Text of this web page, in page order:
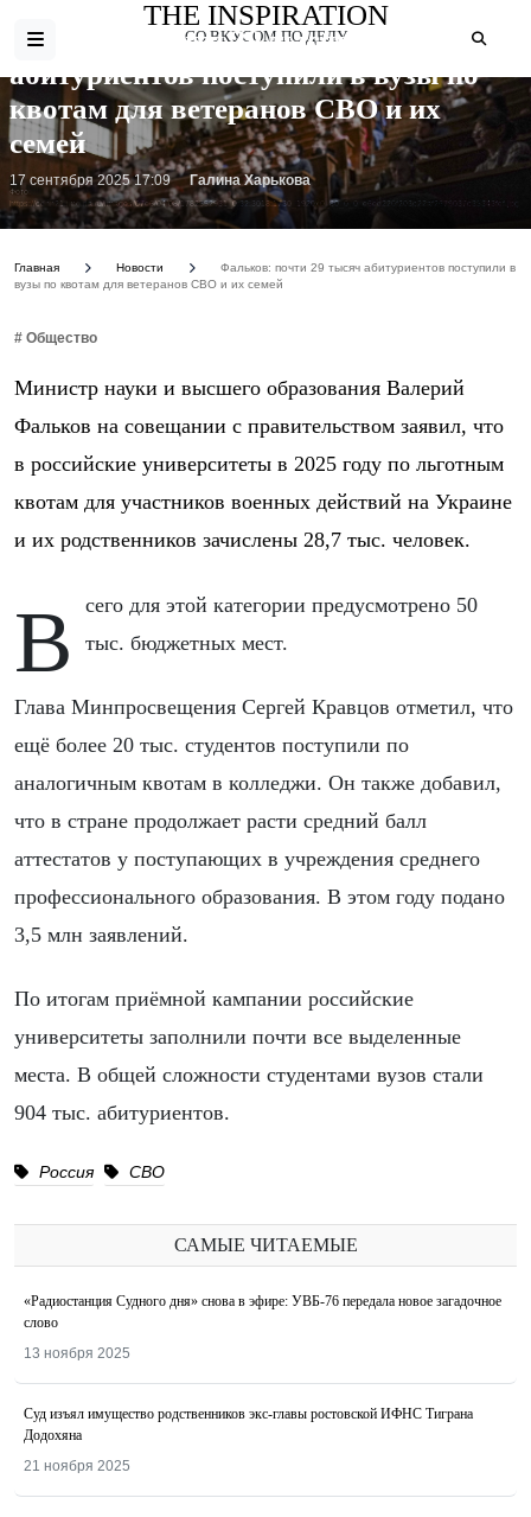
THE INSPIRATION
СО ВКУСОМ ПО ДЕЛУ
Фото:
https://cdnn21.img.ria.ru/images/07e6/04/08/1782552931_0:32:3018:1730_1920x0_80_0_0_e6ed220f203c22af2679037c35343fef.jpg
Фальков: почти 29 тысяч
абитуриентов поступили в вузы по
квотам для ветеранов СВО и их
семей
17 сентября 2025 17:09 Галина Харькова
Главная Новости
Фальков: почти 29 тысяч абитуриентов поступили в
вузы по квотам для ветеранов СВО и их семей
# Общество
Министр науки и высшего образования Валерий
Фальков на совещании с правительством заявил, что
в российские университеты в 2025 году по льготным
квотам для участников военных действий на Украине
и их родственников зачислены 28,7 тыс. человек.
Всего для этой категории предусмотрено 50 тыс. бюджетных мест.
Глава Минпросвещения Сергей Кравцов отметил, что
ещё более 20 тыс. студентов поступили по
аналогичным квотам в колледжи. Он также добавил,
что в стране продолжает расти средний балл
аттестатов у поступающих в учреждения среднего
профессионального образования. В этом году подано
3,5 млн заявлений.
По итогам приёмной кампании российские
университеты заполнили почти все выделенные
места. В общей сложности студентами вузов стали
904 тыс. абитуриентов.
Россия СВО
САМЫЕ ЧИТАЕМЫЕ
«Радиостанция Судного дня» снова в эфире: УВБ-76 передала новое загадочное
слово
13 ноября 2025
Суд изъял имущество родственников экс-главы ростовской ИФНС Тиграна
Додохяна
21 ноября 2025